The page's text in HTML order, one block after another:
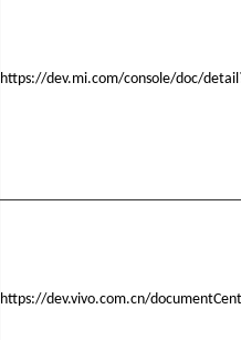
https://dev.mi.com/console/doc/
https://dev.vivo.com.cn/